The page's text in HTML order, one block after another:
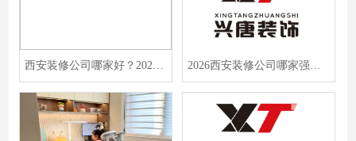
西安装修公司哪家好？2026业主避坑经验分享，选靠谱公司小技巧 2026西安装修公司哪家强？本地权威TOP10榜单，附报价避坑指南